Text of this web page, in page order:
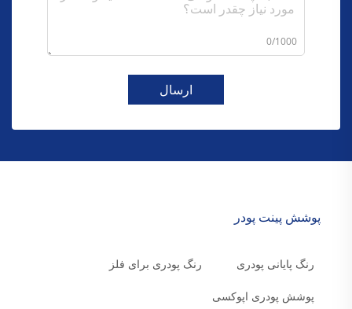
0/1000
ارسال
پوشش پینت پودر
رنگ پایانی پودری رنگ پودری برای فلز
پوشش پودری اپوکسی